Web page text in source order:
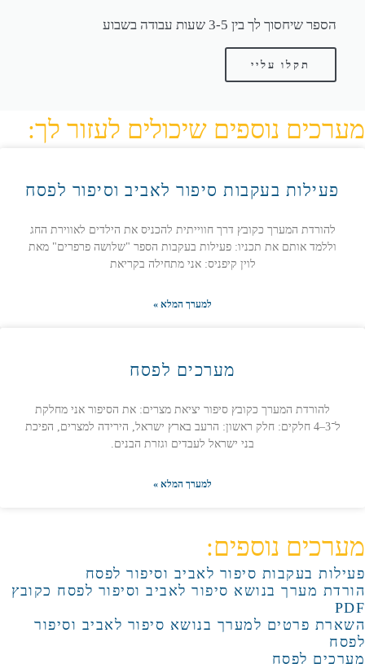
הספר שיחסוך לך בין 3-5 שעות עבודה בשבוע
תקלו עליי
מערכים נוספים שיכולים לעזור לך:
פעילות בעקבות סיפור לאביב וסיפור לפסח
להורדת המערך כקובץ דרך חווייתית להכניס את הילדים לאווירת החג
וללמד אותם את תכניו: פעילות בעקבות הספר "שלושה פרפרים" מאת
לוין קיפניס: אני מתחילה בקריאת
למערך המלא »
מערכים לפסח
להורדת המערך כקובץ סיפור יציאת מצרים: את הסיפור אני מחלקת
ל־3–4 חלקים: חלק ראשון: הרעב בארץ ישראל, הירידה למצרים, הפיכת
בני ישראל לעבדים וגזרת הבנים.
למערך המלא »
מערכים נוספים:
פעילות בעקבות סיפור לאביב וסיפור לפסח
הורדת מערך בנושא סיפור לאביב וסיפור לפסח כקובץ
PDF
השארת פרטים למערך בנושא סיפור לאביב וסיפור
לפסח
מערכים לפסח